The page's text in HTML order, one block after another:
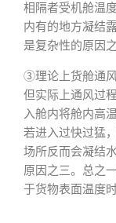
相隔者受机舱温
内有的地方凝结
是复杂性的原因之
③理论上货舱通
但实际上通风过
入舱内将舱内高
若进入过快过猛
场所反而会凝结
原因之三。总之
于货物表面温度